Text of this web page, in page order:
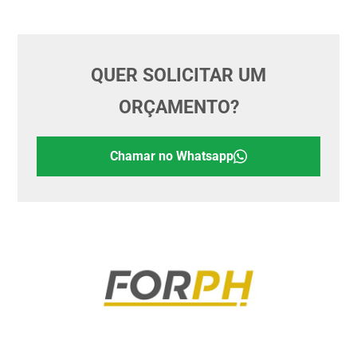
QUER SOLICITAR UM
ORÇAMENTO?
Chamar no Whatsapp